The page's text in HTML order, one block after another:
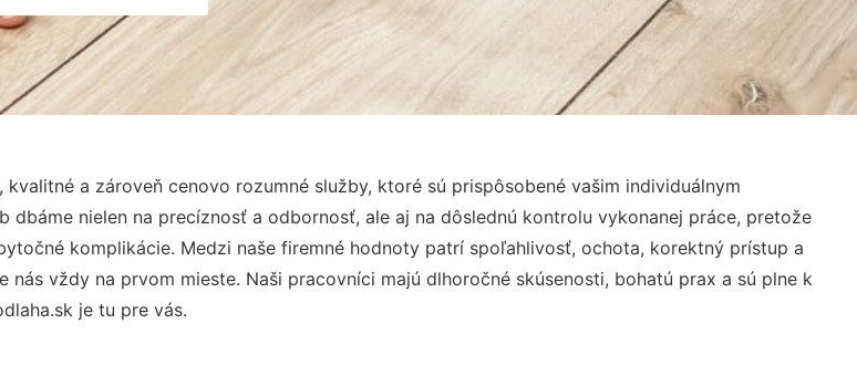
kvalitné a zároveň cenovo rozumné služby, ktoré sú prispôsobené vašim individuálnym
dbáme nielen na precíznosť a odbornosť, ale aj na dôslednú kontrolu vykonanej práce, pretože
komplikácie. Medzi naše firemné hodnoty patrí spoľahlivosť, ochota, korektný prístup a
vždy na prvom mieste. Naši pracovníci majú dlhoročné skúsenosti, bohatú prax a sú plne k
je tu pre vás.